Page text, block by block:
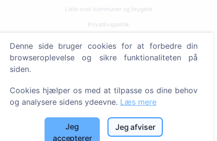
Liste over kommuner og brugere
Privatlivspolitik
Cookieindstillinger
Søg efter afdøde
Tjenester
Denne side bruger cookies for at forbedre din
browseroplevelse og sikre funktionaliteten på
siden.
Cookies hjælper os med at tilpasse os dine behov
og analysere sidens ydeevne. Læs mere
Jeg
accepterer
Jeg afviser